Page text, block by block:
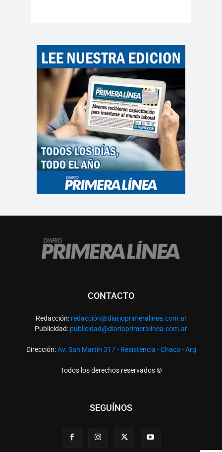
CONTACTO
Redacción: redacción@diarioprimeralinea.com.ar
Publicidad: publicidad@diarioprimeralinea.com.ar
Dirección:Av. San Martín 317 - Resistencia - Chaco - Arg
Todos los derechos reservados ©
SEGUÍNOS